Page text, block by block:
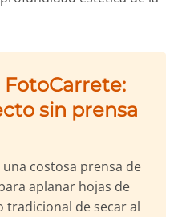
FotoCarrete:
sin prensa
costosa prensa de
aplanar hojas de
tradicional de secar al